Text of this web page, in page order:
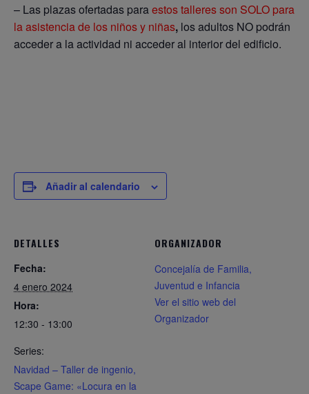
– Las plazas ofertadas paraestos talleres son SOLO para
la asistencia de los niños y niñas, los adultos NO podrán
acceder a la actividad ni acceder al interior del edificio.
Añadir al calendario
DETALLES
Fecha:
4 enero 2024
Hora:
12:30 - 13:00
Series:
Navidad – Taller de ingenio,
Scape Game: «Locura en la
ORGANIZADOR
Concejalía de Familia,
Juventud e Infancia
Ver el sitio web del
Organizador